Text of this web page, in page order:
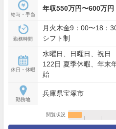
給与・手当
年収550万円〜600万円
勤務時間
月火木金9：00〜18：
シフト制
休日・休暇
水曜日、日曜日、祝
122日 夏季休暇、年末
始
勤務地
兵庫県宝塚市
閲覧状況